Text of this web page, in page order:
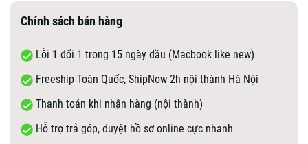
Chính sách bán hàng
Lỗi 1 đổi 1 trong 15 ngày đầu (Macbook like new)
Freeship Toàn Quốc, ShipNow 2h nội thành Hà Nội
Thanh toán khi nhận hàng (nội thành)
Hỗ trợ trả góp, duyệt hồ sơ online cực nhanh